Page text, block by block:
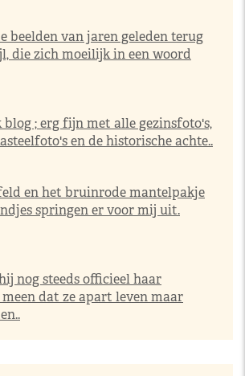
beelden van jaren geleden terug
die zich moeilijk in een woord
blog ; erg fijn met alle gezinsfoto's,
en de historische achte..
en het bruinrode mantelpakje
springen er voor mij uit.
nog steeds officieel haar
dat ze apart leven maar